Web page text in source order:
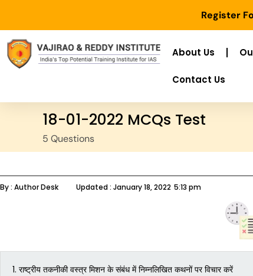
Register
About Us
Contact Us
18-01-2022 MCQs Test
5 Questions
By : Author Desk Updated : January 18, 2022 5:13 pm
1. राष्ट्रीय तकनीकी वस्त्र मिशन के संबंध में निम्नलिखित कथनों पर विचार करें